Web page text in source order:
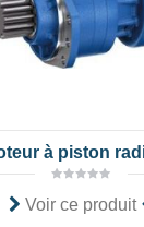
Voir ce produit